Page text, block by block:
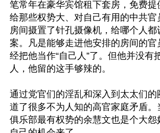
笔常年在豪华宾馆租下套房，免费提
给那些权势大、对自己有用的中共官
房间摄置了针孔摄像机，给哪个人都
案。凡是能够走进他安排的房间的官
经把他当作“自己人”了。但他并没有
人，他留的这手够辣的。
通过党官们的淫乱和深入到太太们的
道了很多不为人知的高官家庭矛盾。
俱乐部最有权势的余慧文也是个大怨